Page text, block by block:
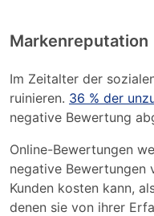
Markenreputation
Im Zeitalter der
ruinieren. 36 % der
negative Bewertung
Online-Bewertungen
negative Bewertungen
Kunden kosten kann,
denen sie von ihrer